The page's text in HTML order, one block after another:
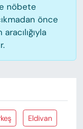
nöbete
önce
Eldivan